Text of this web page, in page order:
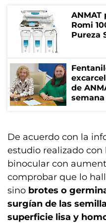
Romi
Pureza
de
semana
De acuerdo con la
estudio realizado con
binocular con
comprobar que lo
sino brotes o
surgían de las
superficie lisa y